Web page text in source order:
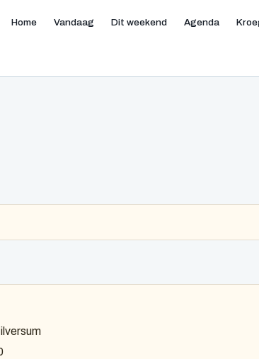
Home Vandaag Dit weekend Agenda